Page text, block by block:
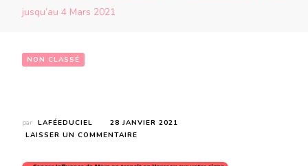
jusqu’au 4 Mars 2021
NON CLASSÉ
par LAFÉEDUCIEL
28 JANVIER 2021
LAISSER UN COMMENTAIRE